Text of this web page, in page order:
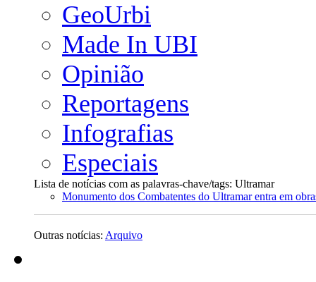
GeoUrbi
Made In UBI
Opinião
Reportagens
Infografias
Especiais
Lista de notícias com as palavras-chave/tags: Ultramar
Monumento dos Combatentes do Ultramar entra em
Outras notícias: Arquivo